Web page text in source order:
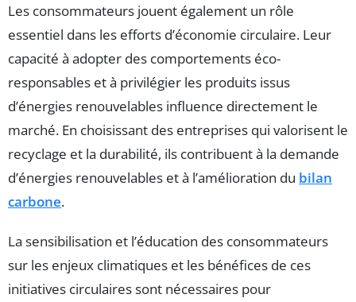
Les consommateurs jouent également un rôle
essentiel dans les efforts d’économie circulaire. Leur
capacité à adopter des comportements éco-
responsables et à privilégier les produits issus
d’énergies renouvelables influence directement le
marché. En choisissant des entreprises qui valorisent le
recyclage et la durabilité, ils contribuent à la demande
d’énergies renouvelables et à l’amélioration du bilan
carbone.
La sensibilisation et l’éducation des consommateurs
sur les enjeux climatiques et les bénéfices de ces
initiatives circulaires sont nécessaires pour